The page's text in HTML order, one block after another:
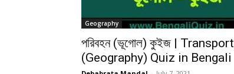
Geography
পরিবহন (ভূগোল) কুইজ | Transport
(Geography) Quiz in Bengali